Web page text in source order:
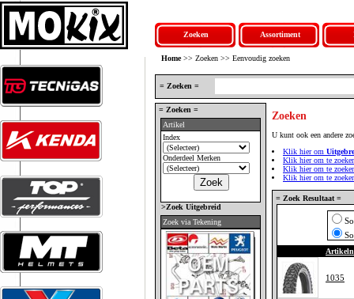
Zoeken Assortiment
Home>> Zoeken >> Eenvoudig zoeken
= Zoeken =
= Zoeken =
Artikel
Index
Onderdeel Merken
>Zoek Uitgebreid
Zoek via Tekening
Zoeken
U kunt ook een andere
Klik hier om
Klik hier om te
Klik hier om te
Klik hier om te
= Zoek Resultaat =
1035